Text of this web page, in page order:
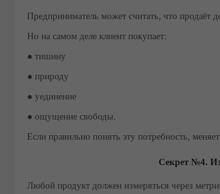
Предприниматель может считать, что продаёт
Но на самом деле клиент покупает:
● тишину
● природу
● уединение
● ощущение свободы.
Если правильно понять эту потребность,
Секрет №4.
Любой продукт должен измеряться через